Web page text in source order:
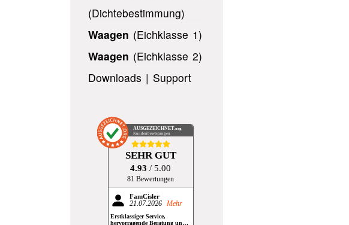
(Dichtebestimmung)
Waagen (Eichklasse 1)
Waagen (Eichklasse 2)
Downloads | Support
AUSGEZEICHNET.org
Kundenbewertungen
SEHR GUT
4.93 / 5.00
81 Bewertungen
FamCisler
21.07.2026 Mehr
Erstklassiger Service,
hervorragende Beratung und